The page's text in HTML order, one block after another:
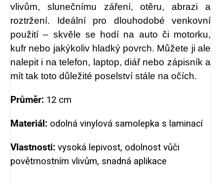
vlivům, slunečnímu záření, otěru, abrazi a
roztržení. Ideální pro dlouhodobé venkovní
použití – skvěle se hodí na auto či motorku,
kufr nebo jakýkoliv hladký povrch. Můžete ji ale
nalepit i na telefon, laptop, diář nebo zápisník a
mít tak toto důležité poselství stále na očích.
Průměr: 12 cm
Materiál: odolná vinylová samolepka s laminací
Vlastnosti: vysoká lepivost, odolnost vůči
povětrnostním vlivům, snadná aplikace